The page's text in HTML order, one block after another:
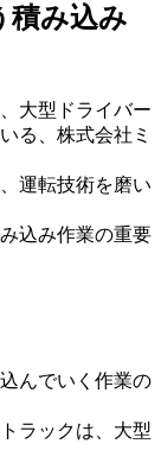
積み込み
大型ドライバー
る、株式会社ミ
運転技術を磨い
込み作業の重要
んでいく作業の
ラックは、大型